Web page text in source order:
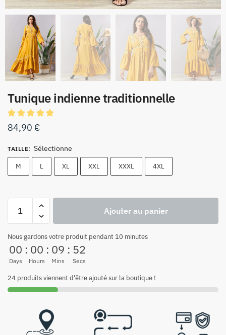
Tunique indienne traditionnelle
84,90 €
TAILLE: Sélectionne
M L XL XXL XXXL 4XL
Ajouter au panier
Nous gardons votre produit pendant 10 minutes
00
Days
: 00
Hours
: 09
Mins
: 51
Secs
24 produits viennent d'être ajouté sur la boutique !